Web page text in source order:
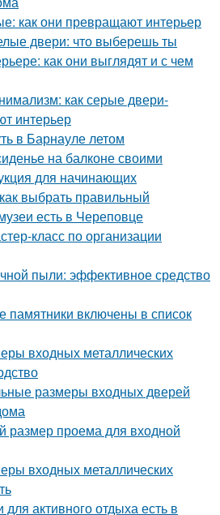
как они превращают интерьер
двери: что выберешь ты
как они выглядят и с чем
как серые двери-
интерьер
в Барнауле летом
на балконе своими
для начинающих
выбрать правильный
есть в Череповце
класс по организации
пыли: эффективное средство
памятники включены в список
входных металлических
размеры входных дверей
размер проема для входной
входных металлических
активного отдыха есть в